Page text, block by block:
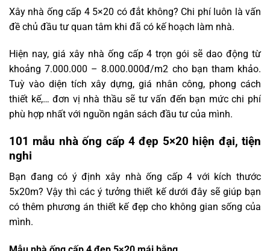
Xây nhà ống cấp 4 5×20 có đắt không? Chi phí luôn là vấn
đề chủ đầu tư quan tâm khi đã có kế hoạch làm nhà.
Hiện nay, giá xây nhà ống cấp 4 trọn gói sẽ dao động từ
khoảng 7.000.000 – 8.000.000đ/m2 cho bạn tham khảo.
Tuỳ vào diện tích xây dựng, giá nhân công, phong cách
thiết kế,… đơn vị nhà thầu sẽ tư vấn đến bạn mức chi phí
phù hợp nhất với nguồn ngân sách đầu tư của mình.
101 mẫu nhà ống cấp 4 đẹp 5×20 hiện đại, tiện
nghi
Bạn đang có ý định xây nhà ống cấp 4 với kích thước
5x20m? Vậy thì các ý tưởng thiết kế dưới đây sẽ giúp bạn
có thêm phương án thiết kế đẹp cho không gian sống của
mình.